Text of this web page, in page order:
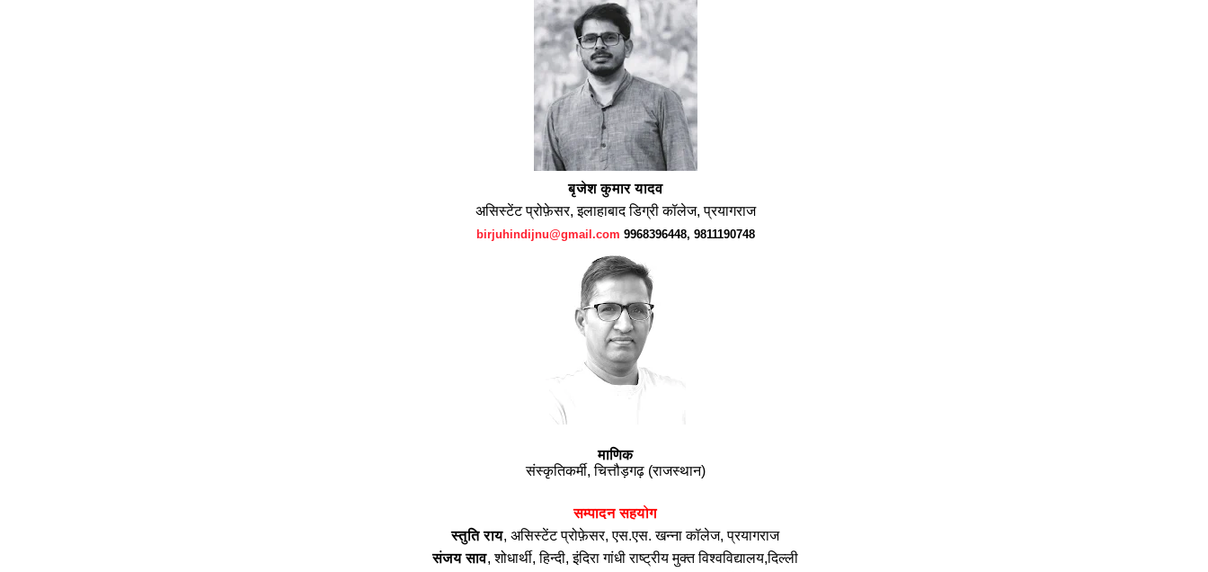
बृजेश कुमार यादव
असिस्टेंट प्रोफ़ेसर,इलाहाबाद डिग्री कॉलेज,प्रयागराज
birjuhindijnu@gmail.com 9968396448, 9811190748
माणिक
संस्कृतिकर्मी,चित्तौड़गढ़ (राजस्थान)
सम्पादन सहयोग
स्तुति राय, असिस्टेंट प्रोफ़ेसर,एस.एस.खन्ना कॉलेज,प्रयागराज
संजय साव,शोधार्थी,हिन्दी,इंदिरा गांधी राष्ट्रीय मुक्त विश्वविद्यालय,दिल्ली